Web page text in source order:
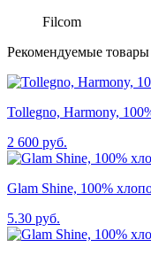
Filcom
Рекомендуемые товары
Tollegno, Harmony,
2 600 руб.
Glam Shine, 100%
5.30 руб.